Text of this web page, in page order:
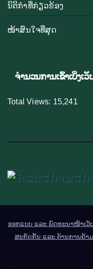
ນິຕິກຳທີ່ກ່ຽວຂ້ອງ
ໜ້າສົນໃຈທີ່ສຸດ
ຈຳນວນການເຂົ້າເບິ່ງເວັ
Total Views: 15,241
ອອກແບບ ແລະ ພັດທະນາໜ້າເວັ
ສະກັດກັ້ນ ແລະ ຕ້ານການຄ້າ